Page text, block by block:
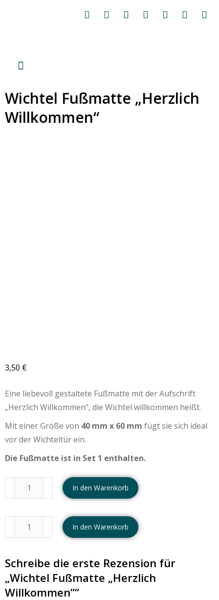
Wichtel Fußmatte „Herzlich
Willkommen“
3,50 €
Eine liebevoll gestaltete Fußmatte mit der Aufschrift
„Herzlich Willkommen“, die Wichtel willkommen heißt.
Mit einer Größe von 40 mm x 60 mm fügt sie sich ideal
vor der Wichteltür ein.
Die Fußmatte ist in Set 1 enthalten.
In den Warenkorb
In den Warenkorb
Schreibe die erste Rezension für
„Wichtel Fußmatte „Herzlich
Willkommen““